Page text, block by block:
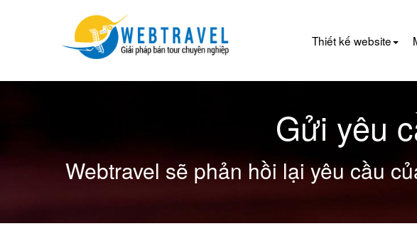
Thiết kế website
Gửi yêu
Webtravel sẽ phản hồi lại yêu cầu